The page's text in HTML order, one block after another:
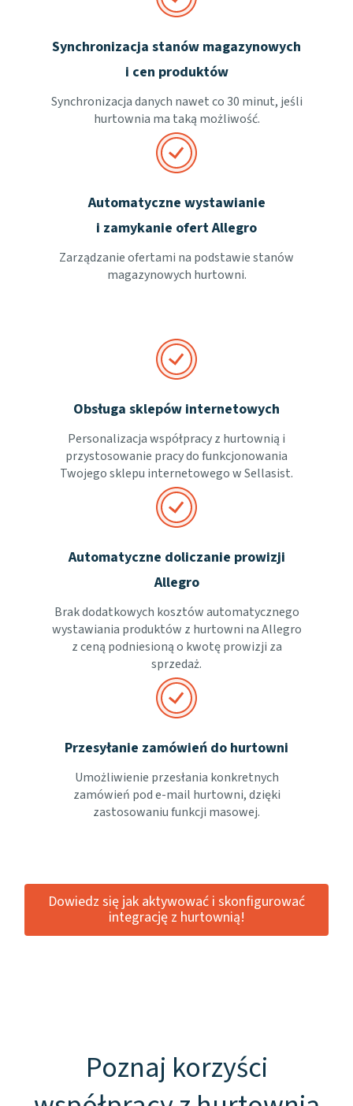
Synchronizacja stanów magazynowych
i cen produktów
Synchronizacja danych nawet co 30 minut, jeśli
hurtownia ma taką możliwość.
Automatyczne wystawianie
i zamykanie ofert Allegro
Zarządzanie ofertami na podstawie stanów
magazynowych hurtowni.
Obsługa sklepów internetowych
Personalizacja współpracy z hurtownią i
przystosowanie pracy do funkcjonowania
Twojego sklepu internetowego w Sellasist.
Automatyczne doliczanie prowizji
Allegro
Brak dodatkowych kosztów automatycznego
wystawiania produktów z hurtowni na Allegro
z ceną podniesioną o kwotę prowizji za
sprzedaż.
Przesyłanie zamówień do hurtowni
Umożliwienie przesłania konkretnych
zamówień pod e-mail hurtowni, dzięki
zastosowaniu funkcji masowej.
Dowiedz się jak aktywować i skonfigurować
integrację z hurtownią!
Poznaj korzyści